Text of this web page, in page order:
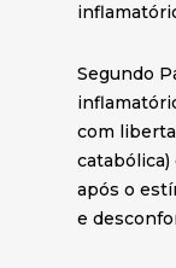
Segundo
com
após o
e